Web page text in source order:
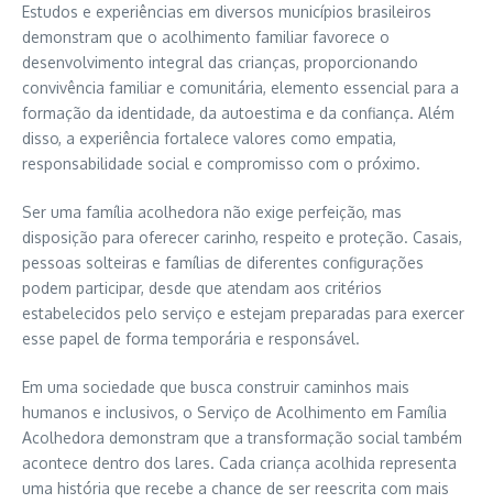
Estudos e experiências em diversos municípios brasileiros
demonstram que o acolhimento familiar favorece o
desenvolvimento integral das crianças, proporcionando
convivência familiar e comunitária, elemento essencial para a
formação da identidade, da autoestima e da confiança. Além
disso, a experiência fortalece valores como empatia,
responsabilidade social e compromisso com o próximo.
Ser uma família acolhedora não exige perfeição, mas
disposição para oferecer carinho, respeito e proteção. Casais,
pessoas solteiras e famílias de diferentes configurações
podem participar, desde que atendam aos critérios
estabelecidos pelo serviço e estejam preparadas para exercer
esse papel de forma temporária e responsável.
Em uma sociedade que busca construir caminhos mais
humanos e inclusivos, o Serviço de Acolhimento em Família
Acolhedora demonstram que a transformação social também
acontece dentro dos lares. Cada criança acolhida representa
uma história que recebe a chance de ser reescrita com mais